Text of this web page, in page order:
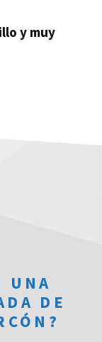
y muy
UNA
DE